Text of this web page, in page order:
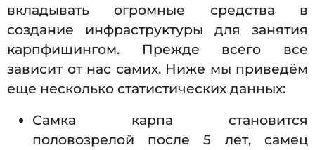
вкладывать огромные средства в
создание инфраструктуры для занятия
карпфишингом. Прежде всего все
зависит от нас самих. Ниже мы приведём
еще несколько статистических данных:
Самка карпа становится
половозрелой после 5 лет, самец